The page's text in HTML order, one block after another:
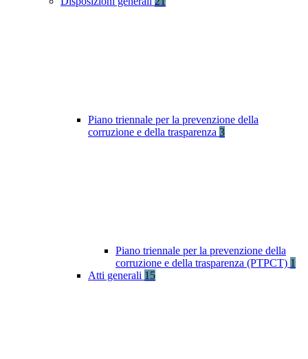
Piano triennale per la prevenzione della
corruzione e della trasparenza 3
Piano triennale per la prevenzione della
corruzione e della trasparenza (PTPCT) 1
Atti generali 15